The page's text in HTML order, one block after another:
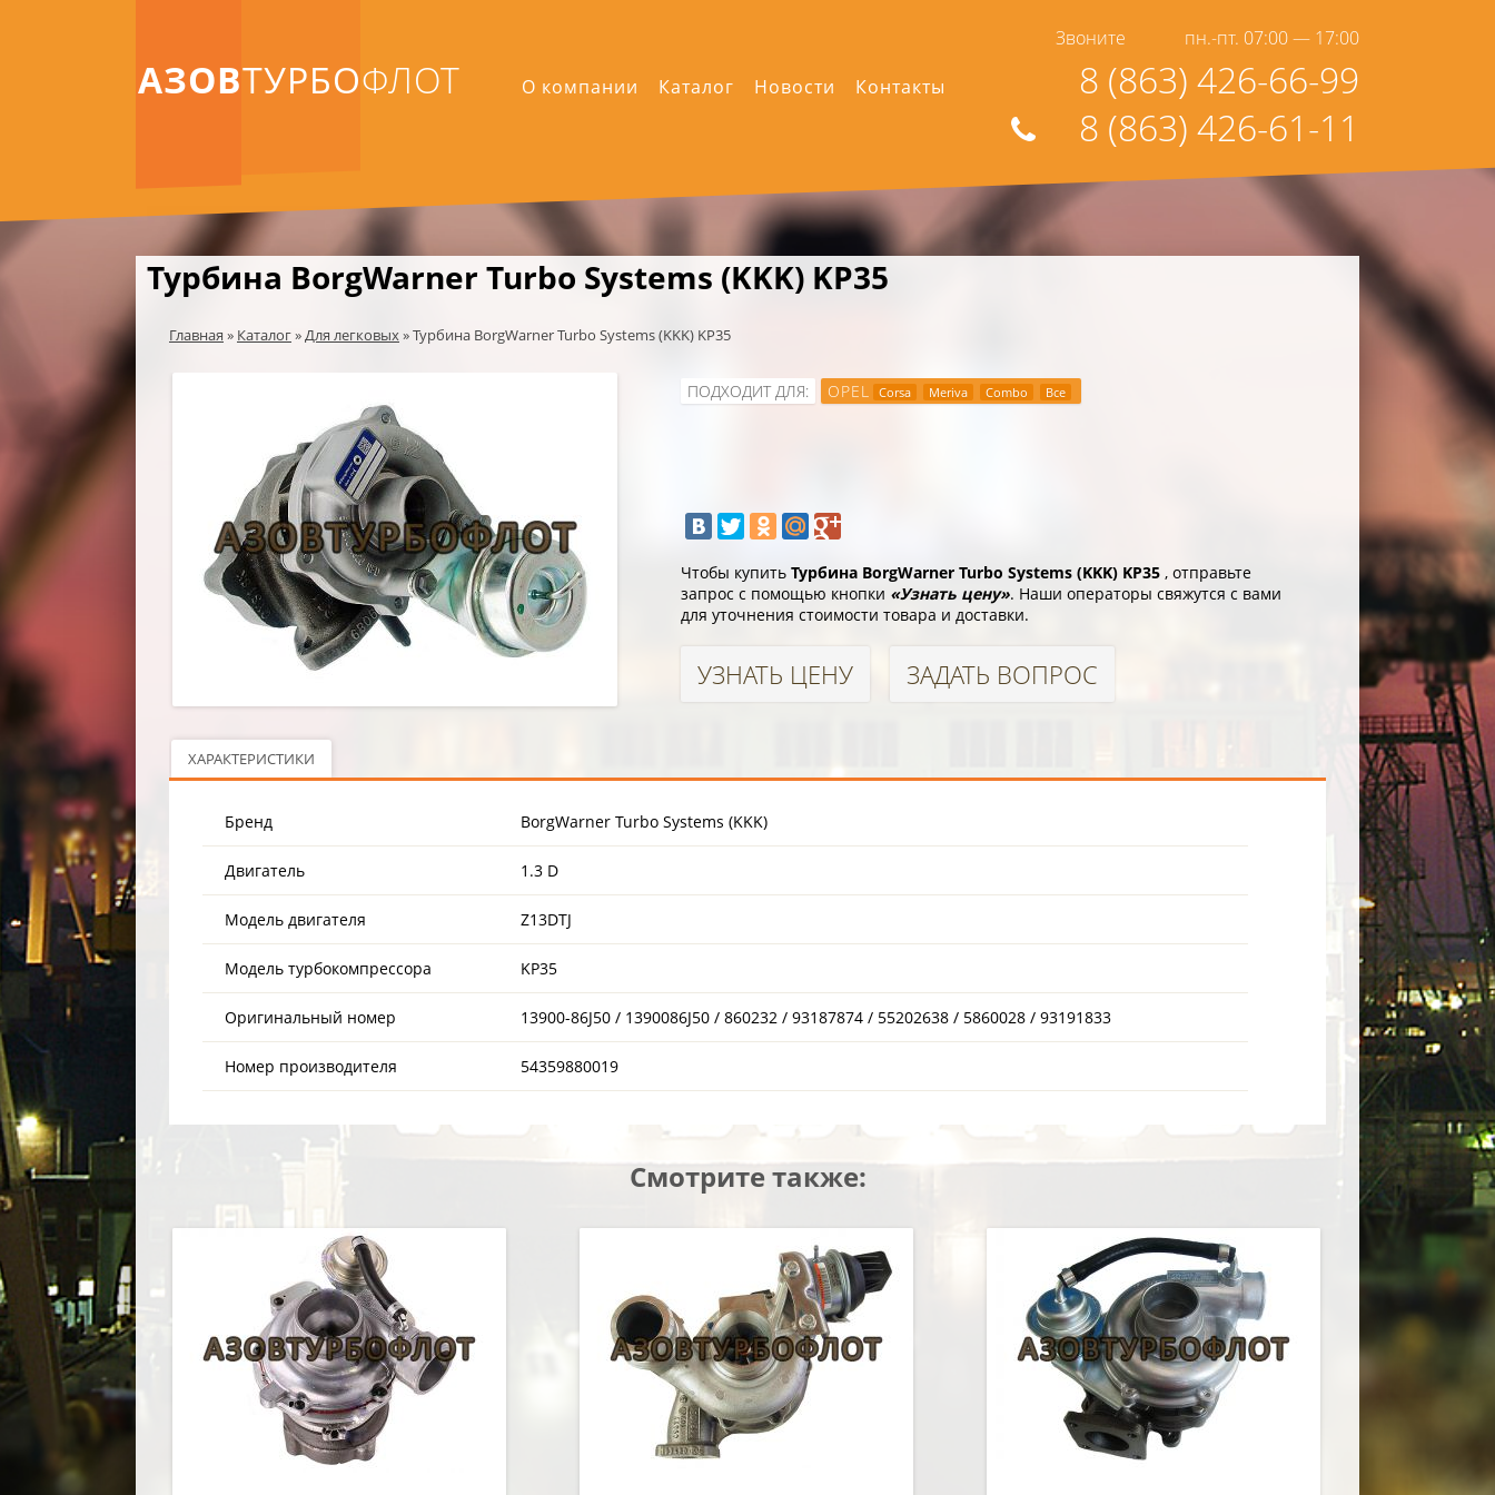
АЗОВТУРБОФЛОТ
Звоните пн.-пт. 07:00 — 17:00
8 (863) 426-66-99
8 (863) 426-61-11
Контакты
Новости
Каталог
О компании
Турбина BorgWarner Turbo Systems (KKK) KP35
Главная » Каталог»Для легковых»Турбина BorgWarner Turbo Systems (KKK) KP35
ПОДХОДИТ ДЛЯ: OPEL Corsa Meriva Combo Все
Чтобы купить Турбина BorgWarner Turbo Systems (KKK) KP35 , отправьте
запрос с помощью кнопки «Узнать цену». Наши операторы свяжутся с вами
для уточнения стоимости товара и доставки.
УЗНАТЬ ЦЕНУ ЗАДАТЬ ВОПРОС
ХАРАКТЕРИСТИКИ
Бренд BorgWarner Turbo Systems (KKK)
Двигатель 1.3 D
Модель двигателя Z13DTJ
Модель турбокомпрессора KP35
Оригинальный номер 13900-86J50 / 1390086J50 / 860232 / 93187874 / 55202638 / 5860028 / 93191833
Номер производителя 54359880019
Смотрите также: